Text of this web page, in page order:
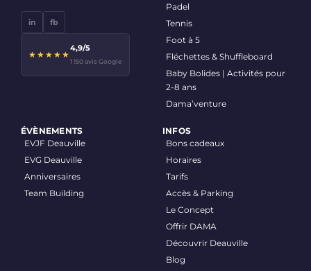
in fb
★★★★★
4,9/5
1 150 avis Google
Padel
Tennis
Foot à 5
Fléchettes & Shuffleboard
Baby Bolides | Activités pour
2-8 ans
Dama’venture
ÉVÈNEMENTS
EVJF Deauville
EVG Deauville
Anniversaires
Team Building
INFOS
Bons cadeaux
Horaires
Tarifs
Accès & Parking
Le Concept
Offrir DAMA
Découvrir Deauville
Blog